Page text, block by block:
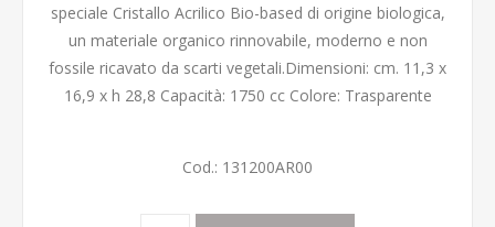
speciale Cristallo Acrilico Bio-based di origine biologica,
un materiale organico rinnovabile, moderno e non
fossile ricavato da scarti vegetali.Dimensioni: cm. 11,3 x
16,9 x h 28,8 Capacità: 1750 cc Colore: Trasparente
Cod.: 131200AR00